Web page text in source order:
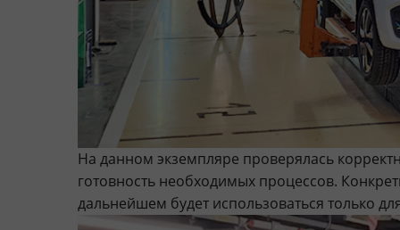
На данном экземпляре проверялась
готовность необходимых процессов.
дальнейшем будет использоваться только